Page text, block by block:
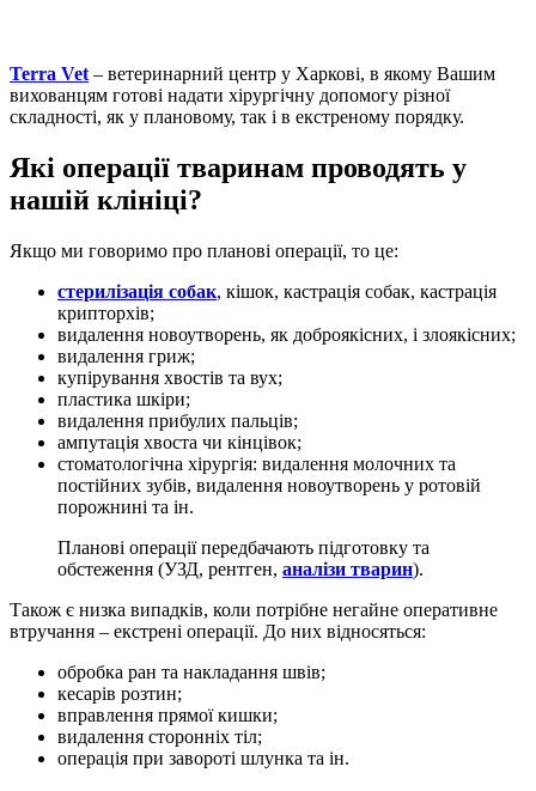
Terra Vet – ветеринарний центр у Харкові, в якому Вашим
вихованцям готові надати хірургічну допомогу різної
складності, як у плановому, так і в екстреному порядку.
Які операції тваринам проводять у
нашій клініці?
Якщо ми говоримо про планові операції, то це:
стерилізація собак, кішок, кастрація собак, кастрація
крипторхів;
видалення новоутворень, як доброякісних, і злоякісних;
видалення гриж;
купірування хвостів та вух;
пластика шкіри;
видалення прибулих пальців;
ампутація хвоста чи кінцівок;
стоматологічна хірургія: видалення молочних та
постійних зубів, видалення новоутворень у ротовій
порожнині та ін.
Планові операції передбачають підготовку та
обстеження (УЗД, рентген, аналізи тварин).
Також є низка випадків, коли потрібне негайне оперативне
втручання – екстрені операції. До них відносяться:
обробка ран та накладання швів;
кесарів розтин;
вправлення прямої кишки;
видалення сторонніх тіл;
операція при завороті шлунка та ін.